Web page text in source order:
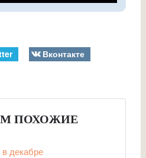
Вконтакте
ПОХОЖИЕ
в декабре